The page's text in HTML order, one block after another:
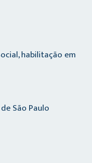
habilitação em
São Paulo